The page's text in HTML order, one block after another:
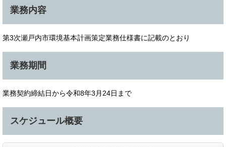
業務内容
第3次瀬戸内市環境基本計画策定業務仕様書に記載のとおり
業務期間
業務契約締結日から令和8年3月24日まで
スケジュール概要